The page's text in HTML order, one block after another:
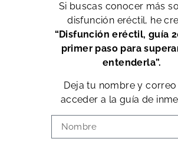
Si buscas conocer más
disfunción eréctil, he
“Disfunción eréctil, guía
primer paso para
entenderla”.
Deja tu nombre y correo
acceder a la guía de